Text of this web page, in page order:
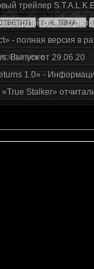
трейлер
отчет о
- полная версия в
Выпуск от 29.06.20
1.0» -
Stalker»